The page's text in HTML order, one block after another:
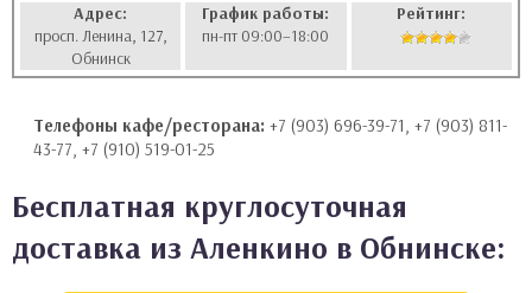
Адрес:
просп. Ленина, 127,
Обнинск
График работы:
пн-пт 09:00–18:00
Рейтинг:
Телефоны кафе/ресторана: +7 (903) 696-39-71, +7 (903) 811-
43-77, +7 (910) 519-01-25
Бесплатная круглосуточная
доставка из Аленкино в Обнинске: